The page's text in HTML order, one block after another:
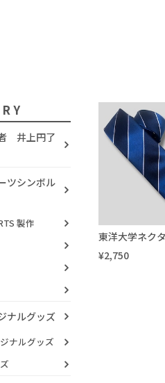
井上円了
ツシンボル
製作
ナルグッズ
ナルグッズ
東洋大学ネク
¥2,750